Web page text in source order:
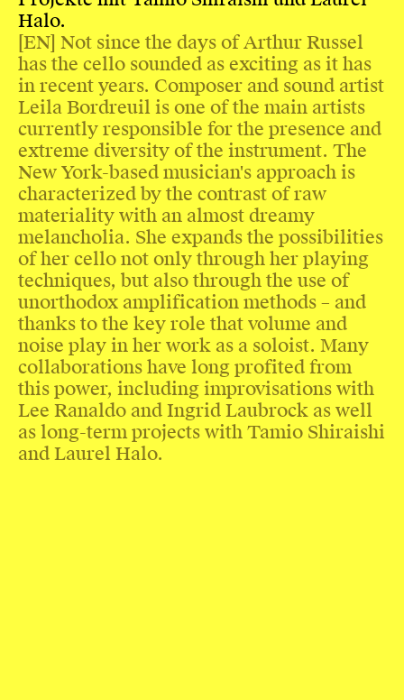
Halo.
[EN] Not since the days of Arthur Russel
has the cello sounded as exciting as it has
in recent years. Composer and sound artist
Leila Bordreuil is one of the main artists
currently responsible for the presence and
extreme diversity of the instrument. The
New York-based musician's approach is
characterized by the contrast of raw
materiality with an almost dreamy
melancholia. She expands the possibilities
of her cello not only through her playing
techniques, but also through the use of
unorthodox amplification methods – and
thanks to the key role that volume and
noise play in her work as a soloist. Many
collaborations have long profited from
this power, including improvisations with
Lee Ranaldo and Ingrid Laubrock as well
as long-term projects with Tamio Shiraishi
and Laurel Halo.